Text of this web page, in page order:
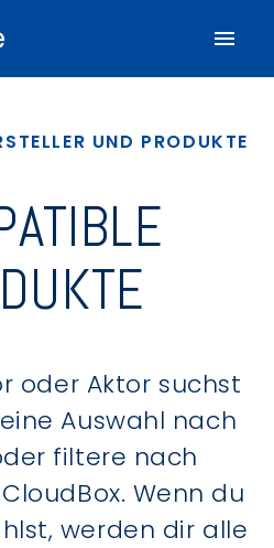
UND PRODUKTE
oder Aktor suchst
Auswahl nach
filtere nach
Wenn du
werden dir alle